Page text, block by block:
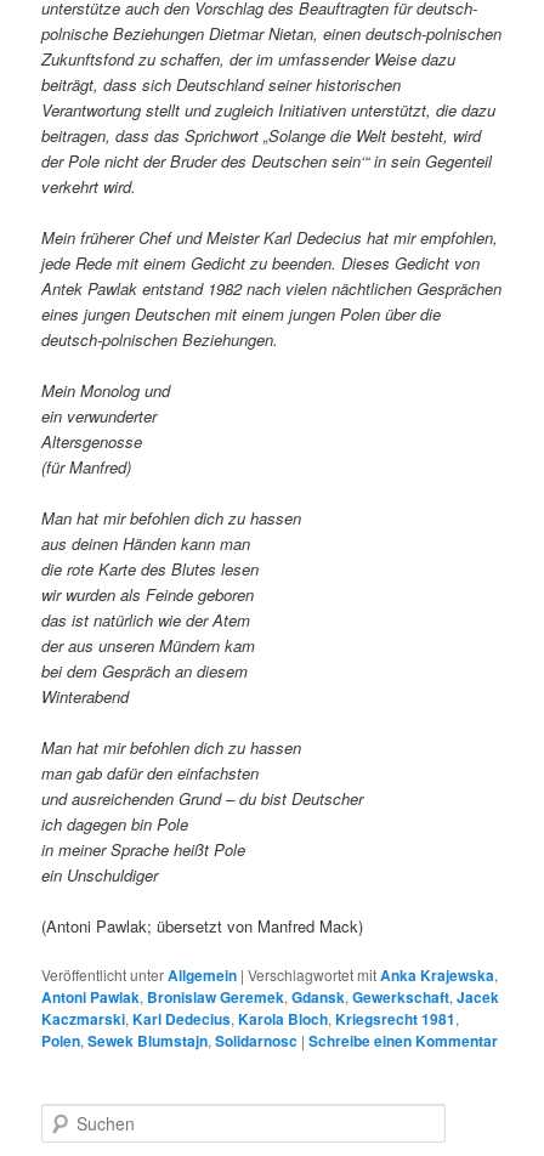
unterstütze auch den Vorschlag des Beauftragten für deutsch-
polnische Beziehungen Dietmar Nietan, einen deutsch-polnischen
Zukunftsfond zu schaffen, der im umfassender Weise dazu
beiträgt, dass sich Deutschland seiner historischen
Verantwortung stellt und zugleich Initiativen unterstützt, die dazu
beitragen, dass das Sprichwort „Solange die Welt besteht, wird
der Pole nicht der Bruder des Deutschen sein‘“ in sein Gegenteil
verkehrt wird.
Mein früherer Chef und Meister Karl Dedecius hat mir empfohlen,
jede Rede mit einem Gedicht zu beenden. Dieses Gedicht von
Antek Pawlak entstand 1982 nach vielen nächtlichen Gesprächen
eines jungen Deutschen mit einem jungen Polen über die
deutsch-polnischen Beziehungen.
Mein Monolog und
ein verwunderter
Altersgenosse
(für Manfred)
Man hat mir befohlen dich zu hassen
aus deinen Händen kann man
die rote Karte des Blutes lesen
wir wurden als Feinde geboren
das ist natürlich wie der Atem
der aus unseren Mündern kam
bei dem Gespräch an diesem
Winterabend
Man hat mir befohlen dich zu hassen
man gab dafür den einfachsten
und ausreichenden Grund – du bist Deutscher
ich dagegen bin Pole
in meiner Sprache heißt Pole
ein Unschuldiger
(Antoni Pawlak; übersetzt von Manfred Mack)
Veröffentlicht unterAllgemein |Verschlagwortet mitAnka Krajewska,
Antoni Pawlak, Bronislaw Geremek,Gdansk,Gewerkschaft,Jacek
Kaczmarski,Karl Dedecius,Karola Bloch,Kriegsrecht 1981,
Polen,Sewek Blumstajn,Solidarnosc |Schreibe einen Kommentar
u